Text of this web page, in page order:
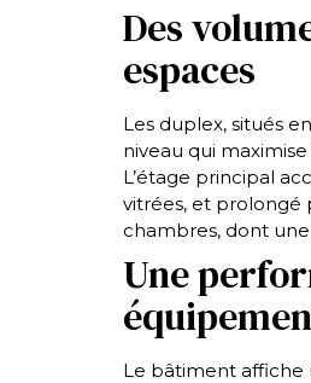
Des
espaces
Les duplex, situés
niveau qui
L’étage principal
vitrées, et prolongé
chambres, dont
Une
Le bâtiment affiche